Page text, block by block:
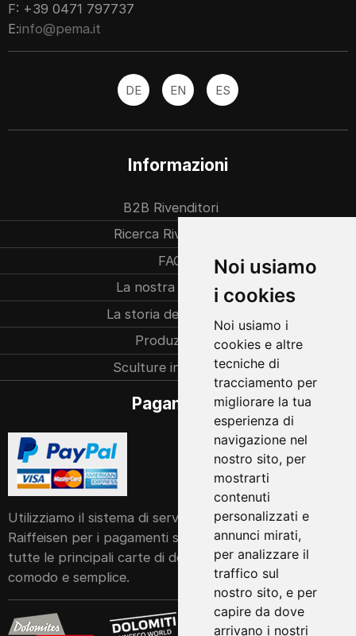
Noi usiamo
i cookies
Noi usiamo i
cookies e altre
tecniche di
tracciamento per
migliorare la tua
esperienza di
navigazione nel
nostro sito, per
mostrarti
contenuti
personalizzati e
annunci mirati,
per analizzare il
traffico sul
nostro sito, e per
capire da dove
arrivano i nostri
F: +39 0471 797737
E:info@pema.it
DE EN ES
Informazioni
B2B Rivenditori
Ricerca Rivenditori
FAQ
La nostra azienda
La storia dell’azienda
Produzione
Sculture individuali
Pagamento
Utilizziamo il sistema di servizi POS della Cassa
Raiffeisen per i pagamenti sul nostro sito web. Accetta
tutte le principali carte di debito e di credito in modo
comodo e semplice.